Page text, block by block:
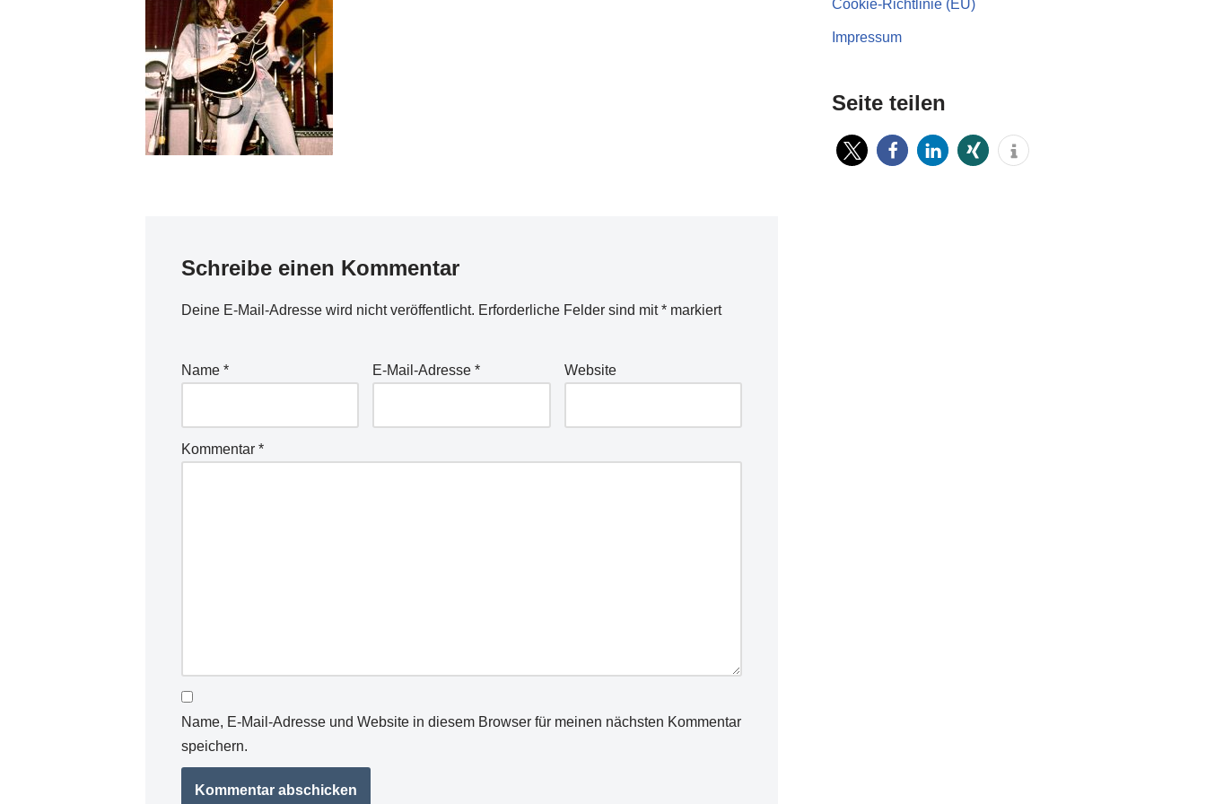
Schreibe einen Kommentar
Deine E-Mail-Adresse wird nicht veröffentlicht. Erforderliche Felder sind mit* markiert
Name * E-Mail-Adresse* Website
Kommentar *
Name, E-Mail-Adresse und Website in diesem Browser für meinen nächsten Kommentar
speichern.
Cookie-Richtlinie (EU)
Impressum
Seite teilen